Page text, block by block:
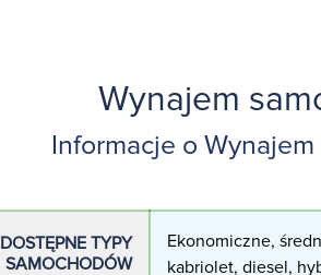
Wynajem
Informacje o
DOSTĘPNE TYPY
SAMOCHODÓW
Ekonomiczne,
kabriolet, diesel,